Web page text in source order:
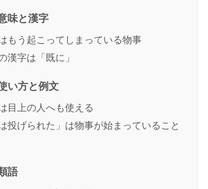
味と漢字
もう起こってしまっている物事
漢字は「既に」
い方と例文
目上の人へも使える
投げられた」は物事が始まっていること
語